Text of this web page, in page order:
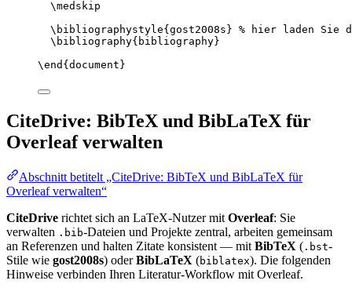
\medskip
\bibliographystyle{gost2008s} % hier laden Sie
\bibliography{bibliography}
\end { document }
CiteDrive: BibTeX und BibLaTeX für
Overleaf verwalten
Abschnitt betitelt „CiteDrive: BibTeX und BibLaTeX für
Overleaf verwalten“
CiteDrive richtet sich an LaTeX-Nutzer mit Overleaf: Sie
verwalten .bib-Dateien und Projekte zentral, arbeiten gemeinsam
an Referenzen und halten Zitate konsistent — mit BibTeX ( .bst-
Stile wie gost2008s) oderBibLaTeX (biblatex). Die folgenden
Hinweise verbinden Ihren Literatur-Workflow mit Overleaf.